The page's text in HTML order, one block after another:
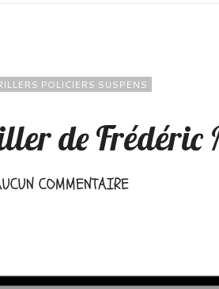
POLICIERS SUSPENS
de Frédéric
COMMENTAIRE